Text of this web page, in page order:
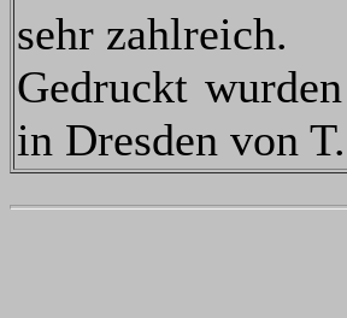
sehr zahlreich.
Gedruckt
in Dresden von